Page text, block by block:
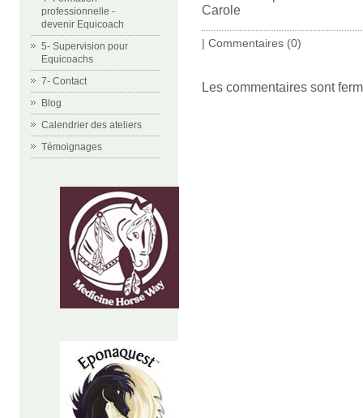
professionnelle -
devenir Equicoach
5- Supervision pour
Equicoachs
7- Contact
Blog
Calendrier des ateliers
Témoignages
Carole
| Commentaires (0)
Les commentaires sont